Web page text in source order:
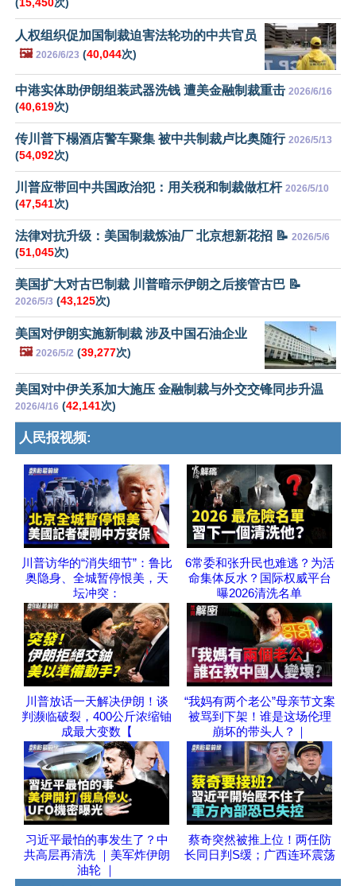
人权组织促加国制裁迫害法轮功的中共官员
🖼️ 2026/6/23 (40,044次)
中港实体助伊朗组装武器洗钱 遭美金融制裁重击 2026/6/16
(40,619次)
传川普下榻酒店警车聚集 被中共制裁卢比奥随行 2026/5/13
(54,092次)
川普应带回中共国政治犯：用关税和制裁做杠杆 2026/5/10
(47,541次)
法律对抗升级：美国制裁炼油厂 北京想新花招 📝 2026/5/6
(51,045次)
美国扩大对古巴制裁 川普暗示伊朗之后接管古巴 📝
2026/5/3 (43,125次)
美国对伊朗实施新制裁 涉及中国石油企业
🖼️ 2026/5/2 (39,277次)
美国对中伊关系加大施压 金融制裁与外交交锋同步升温
2026/4/16 (42,141次)
人民报视频:
川普访华的“消失细节”：鲁比
奥隐身、全城暂停恨美，天
坛冲突：
6常委和张升民也难逃？为活
命集体反水？国际权威平台
曝2026清洗名单
川普放话一天解决伊朗！谈
判濒临破裂，400公斤浓缩铀
成最大变数【
“我妈有两个老公”母亲节文案
被骂到下架！谁是这场伦理
崩坏的带头人？｜
习近平最怕的事发生了？中
共高层再清洗 ｜美军炸伊朗
油轮 ｜
蔡奇突然被推上位！两任防
长同日判S缓；广西连环震荡